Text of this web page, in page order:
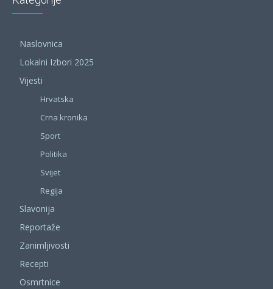
Naslovnica
Lokalni Izbori 2025
Vijesti
Hrvatska
Crna kronika
Sport
Politika
Svijet
Regija
Slavonija
Reportaže
Zanimljivosti
Recepti
Osmrtnice